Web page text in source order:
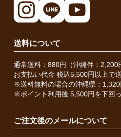
送料について
通常送料：880円（沖縄件：2,200
お支払い代金 税込5,500円以上で
※送料無料の場合の沖縄県：1,320
※ポイント利用後 5,500円を下回
ご注文後のメールについて